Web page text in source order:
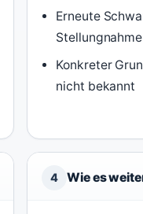
Erneute
Stellungnahme
Konkreter
nicht bekannt
4 Wie es